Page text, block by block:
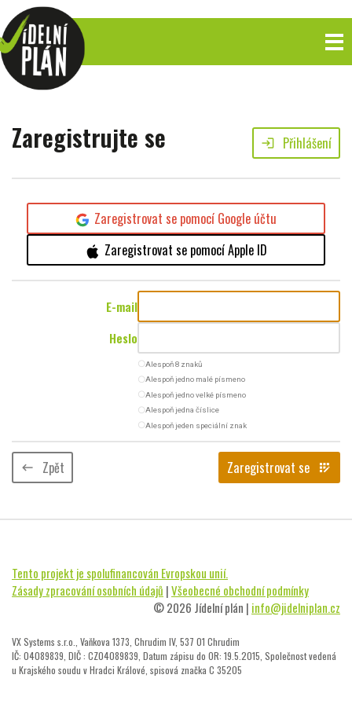
Zaregistrujte se login Přihlášení
Zaregistrovat se pomocí Google účtu
Zaregistrovat se pomocí Apple ID
E-mail
Heslo
radio_button_uncheckedAlespoň 8 znaků
radio_button_uncheckedAlespoň jedno malé písmeno
radio_button_uncheckedAlespoň jedno velké písmeno
radio_button_uncheckedAlespoň jedna číslice
radio_button_uncheckedAlespoň jeden speciální znak
keyboard_backspace Zpět Zaregistrovat se app_registration
Tento projekt je spolufinancován Evropskou unií.
Zásady zpracování osobních údajů |Všeobecné obchodní podmínky
© 2026 Jídelní plán | info@jidelniplan.cz
VX Systems s.r.o., Vaňkova 1373, Chrudim IV, 537 01 Chrudim
IČ: 04089839, DIČ : CZ04089839, Datum zápisu do OR: 19.5.2015, Společnost vedená
u Krajského soudu v Hradci Králové, spisová značka C 35205